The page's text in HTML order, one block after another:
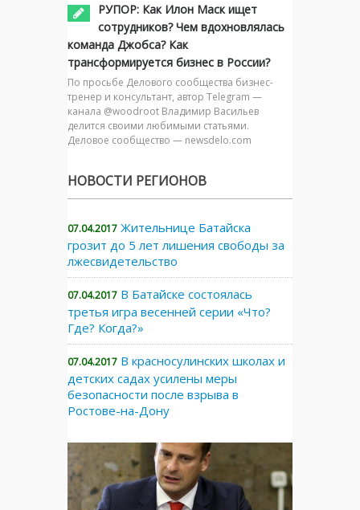
РУПОР: Как Илон Маск ищет
сотрудников? Чем вдохновлялась
команда Джобса? Как
трансформируется бизнес в России?
По просьбе Делового сообщества бизнес-
тренер и консультант, автор Telegram —
канала @woodroot Владимир Васильев
делится своими любимыми статьями.
Деловое сообщество — newsdelo.com
НОВОСТИ РЕГИОНОВ
07.04.2017 Жительнице Батайска
грозит до 5 лет лишения свободы за
лжесвидетельство
07.04.2017 В Батайске состоялась
третья игра весенней серии «Что?
Где? Когда?»
07.04.2017 В красносулинских школах и
детских садах усилены меры
безопасности после взрыва в
Ростове-на-Дону